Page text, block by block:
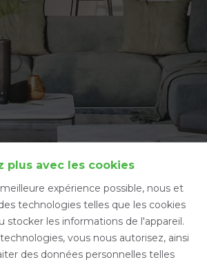
plus avec les cookies
expérience possible, nous et
technologies telles que les cookies
stocker les informations de l'appareil.
vous nous autorisez, ainsi
des données personnelles telles